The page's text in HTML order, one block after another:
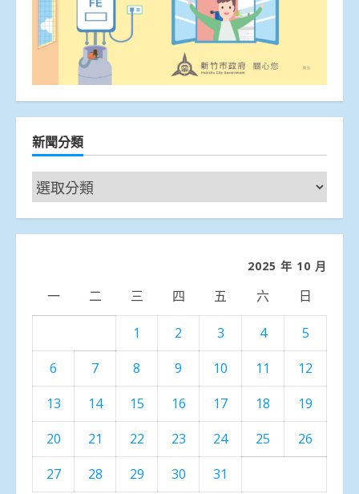
新聞分類
新
聞
分
2025 年 10 月
一 二 三 四 五 六 日
1 2 3 4
5
6
7 8 9 10 11
12
13
14 15 16 17 18
19
20
21 22 23 24 25
26
27
28 29 30 31